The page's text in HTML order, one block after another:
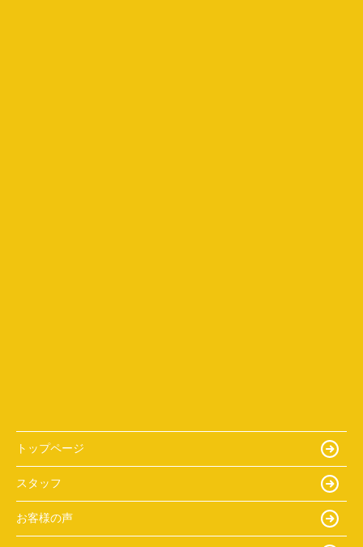
トップページ
スタッフ
お客様の声